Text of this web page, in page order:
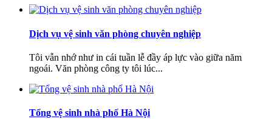
Dịch vụ vệ sinh văn phòng chuyên nghiệp
Tôi vẫn nhớ như in cái tuần lễ đầy áp lực vào giữa năm
ngoái. Văn phòng công ty tôi lúc...
Tổng vệ sinh nhà phố Hà Nội